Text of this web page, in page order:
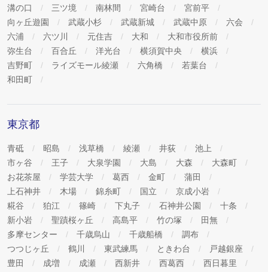
溝の口
三ツ境 南林間 宮崎台
宮前平
向ヶ丘遊園
武蔵小杉 武蔵新城 武蔵中原
六会
六浦
六ツ川 元住吉 大和
大和市役所前
弥生台
百合丘 洋光台 横須賀中央
横浜
吉野町
ライズモール綾瀬 六角橋
若葉台
和田町
東京都
青砥 昭島 浅草橋 綾瀬 井荻
池上
市ヶ谷
王子 大泉学園 大島 大森
大森町
お花茶屋
学芸大学 葛西 金町
蒲田
上石神井
木場 錦糸町 国立
京成小岩
糀谷
狛江 篠崎 下丸子 石神井公園
十条
新小岩
聖蹟桜ヶ丘 高島平 竹の塚
田無
多摩センター
千歳烏山 千歳船橋
調布
つつじヶ丘
鶴川 東武練馬 ときわ台
戸越銀座
豊田
成増 成瀬 西新井 西葛西
西日暮里